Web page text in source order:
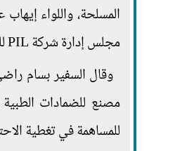
المسلحة، واللواء
مجلس إدارة شركة PIL للضمادات الطبية".
وقال السفير بسام
مصنع للضمادات الطبية
للمساهمة في تغطية